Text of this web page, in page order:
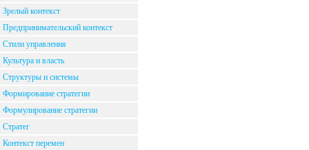
Зрелый контекст
Предпринимательский контекст
Стили управления
Культура и власть
Структуры и системы
Формирование стратегии
Формулирование стратегии
Стратег
Контекст перемен